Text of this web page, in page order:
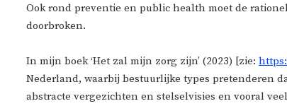
Ook rond preventie en public health moet de
doorbroken.
In mijn boek ‘Het zal mijn zorg zijn’ (2023) [zie:
Nederland, waarbij bestuurlijke types pretenderen
abstracte vergezichten en stelselvisies en vooral